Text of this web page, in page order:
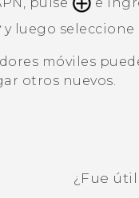
y luego seleccione
móviles
otros nuevos.
¿Fue